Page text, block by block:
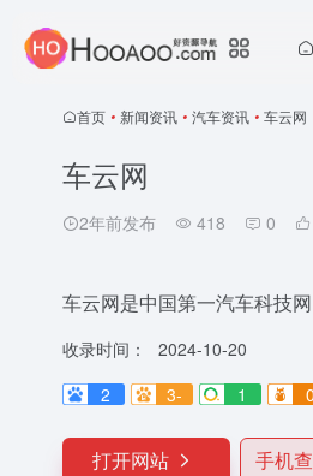
首页 • 新闻资讯 • 汽车资讯 • 车云网
车云网
2年前发布 418 0
车云网是中国第一汽车科技
收录时间：
2024-10-20
2
3- 1 0
打开网站 手机